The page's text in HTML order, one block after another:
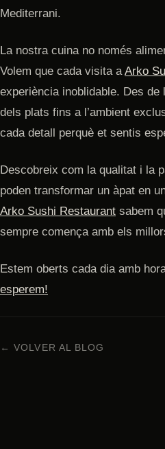
Mediterrani.
La nostra cuina no només
Volem que cada visita a Arko
experiència inoblidable. Des
dels plats fins a l’ambient
cada detall perquè et sentis
Descobreix com la qualitat i la
poden transformar un àpat en
Arko Sushi Restaurant sabem
sempre comença amb els
Estem oberts cada dia amb
esperem!
← VOLVER AL BLOG